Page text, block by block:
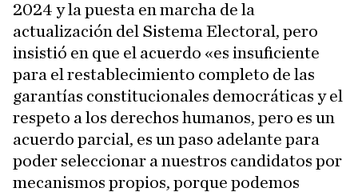
2024 y la puesta en marcha de la
actualización del Sistema Electoral, pero
insistió en que el acuerdo «es insuficiente
para el restablecimiento completo de las
garantías constitucionales democráticas y el
respeto a los derechos humanos, pero es un
acuerdo parcial, es un paso adelante para
poder seleccionar a nuestros candidatos por
mecanismos propios, porque podemos